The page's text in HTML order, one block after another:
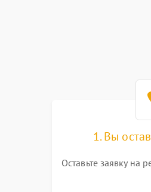
1. Вы
Оставьте заявку на